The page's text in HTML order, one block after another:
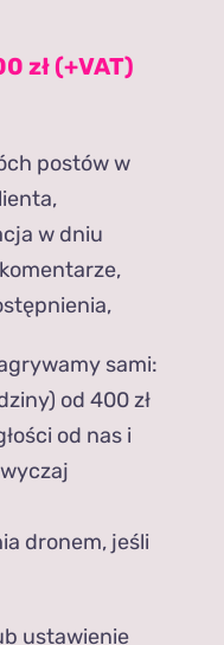
zł (+VAT)
postów w
w dniu
sami:
od 400 zł
od nas i
dronem, jeśli
ustawienie